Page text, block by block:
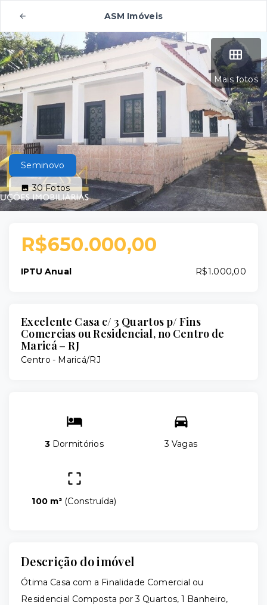
ASM Imóveis
Mais fotos
Seminovo
30Fotos
R$650.000,00
IPTU Anual R$1.000,00
Excelente Casa c/ 3 Quartos p/ Fins
Comercias ou Residencial, no Centro de
Maricá – RJ
Centro - Maricá/RJ
3 Dormitórios 3 Vagas
100 m² (Construída)
Descrição do imóvel
Ótima Casa com a Finalidade Comercial ou
Residencial Composta por 3 Quartos, 1 Banheiro,